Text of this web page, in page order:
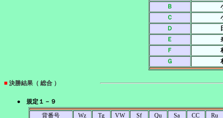
Ｂ
Ｃ
Ｄ
Ｅ
Ｆ
Ｇ
■ 決勝結果（ 総合 ）
● 規定１－９
背番号
Wz Tg VW Sf Qu Sa CC
Ru